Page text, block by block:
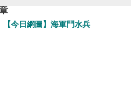
【今日網圖】海軍鬥水兵